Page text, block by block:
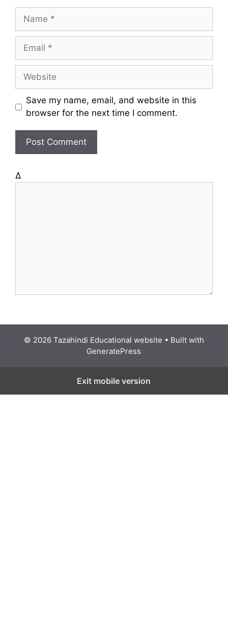
m
a
s
Save my name, email, and website in this
browser for the next time I comment.
Δ
© 2026 Tazahindi Educational website • Built with
GeneratePress
Exit mobile version